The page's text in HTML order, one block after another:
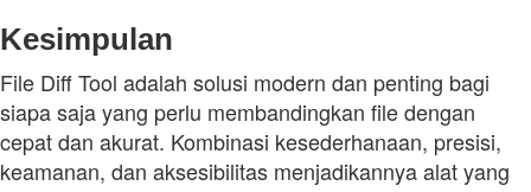
Kesimpulan
File Diff Tool adalah solusi modern dan penting bagi
siapa saja yang perlu membandingkan file dengan
cepat dan akurat. Kombinasi kesederhanaan, presisi,
keamanan, dan aksesibilitas menjadikannya alat yang